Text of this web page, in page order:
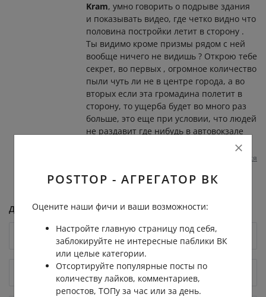
Kram, умно говорить о подрыве здания
и показывать видео, где четко видно что
половина постройки летит в сторону .
Ты видимо кроме призмы рядом с ней
вообще ничего не видишь ? Открою тебе
секрет, во первых , огромное количество
пыли чуть ли не в центре города, а во
вторых если эта громадина полетит в
сторону, то ущерба будет во много раз
больше, это еще при условии, что людей
не раздавит где нибудь в автовокзале
Пожаловаться
Добавить комментарий
POSTTOP - АГРЕГАТОР ВК
Оцените наши фичи и ваши возможности:
Настройте главную страницу под себя,
заблокируйте не интересные паблики ВК
или целые категории.
Отсортируйте популярные посты по
количеству лайков, комментариев,
репостов, ТОПу за час или за день.